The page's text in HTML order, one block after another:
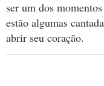
ser um dos
estão algumas
abrir seu coração.